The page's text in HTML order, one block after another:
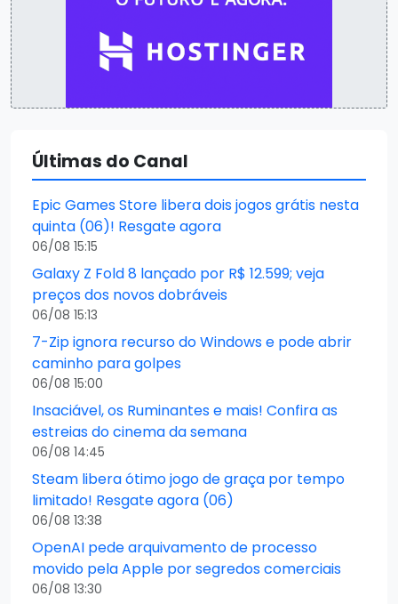
Últimas do Canal
Epic Games Store libera dois jogos grátis nesta
quinta (06)! Resgate agora
06/08 15:15
Galaxy Z Fold 8 lançado por R$ 12.599; veja
preços dos novos dobráveis
06/08 15:13
7-Zip ignora recurso do Windows e pode abrir
caminho para golpes
06/08 15:00
Insaciável, os Ruminantes e mais! Confira as
estreias do cinema da semana
06/08 14:45
Steam libera ótimo jogo de graça por tempo
limitado! Resgate agora (06)
06/08 13:38
OpenAI pede arquivamento de processo
movido pela Apple por segredos comerciais
06/08 13:30